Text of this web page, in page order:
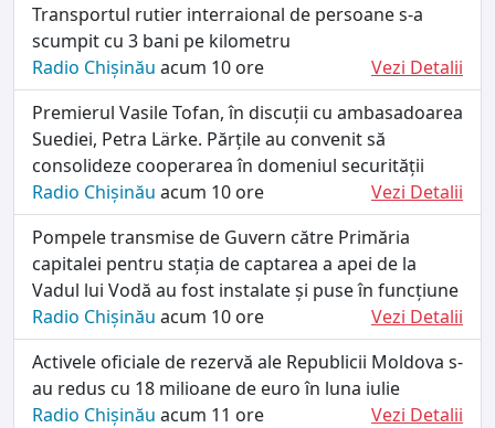
Transportul rutier interraional de persoane s-a
scumpit cu 3 bani pe kilometru
Radio Chișinău acum 10 ore
Vezi Detalii
Premierul Vasile Tofan, în discuții cu ambasadoarea
Suediei, Petra Lärke. Părțile au convenit să
consolideze cooperarea în domeniul securității
Radio Chișinău acum 10 ore
Vezi Detalii
Pompele transmise de Guvern către Primăria
capitalei pentru stația de captarea a apei de la
Vadul lui Vodă au fost instalate și puse în funcțiune
Radio Chișinău acum 10 ore
Vezi Detalii
Activele oficiale de rezervă ale Republicii Moldova s-
au redus cu 18 milioane de euro în luna iulie
Radio Chișinău acum 11 ore
Vezi Detalii